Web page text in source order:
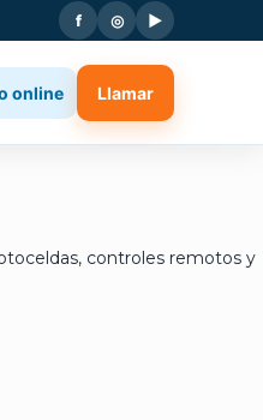
f ◎ ▶
online Llamar
controles remotos y